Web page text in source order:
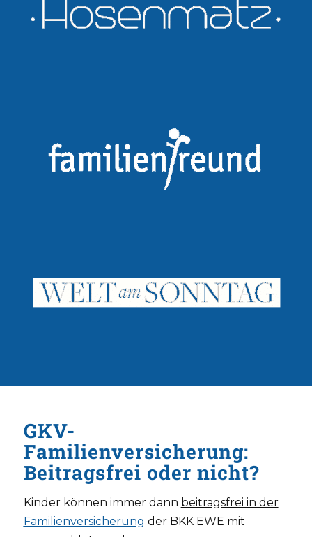
GKV-
Familienversicherung:
Beitragsfrei oder nicht?
Kinder können immer dann beitragsfrei in der
Familienversicherung der BKK EWE mit